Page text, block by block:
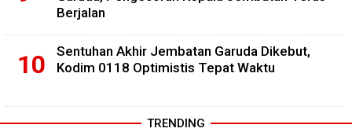
Berjalan
Sentuhan Akhir Jembatan Garuda Dikebut,
Kodim 0118 Optimistis Tepat Waktu
TRENDING